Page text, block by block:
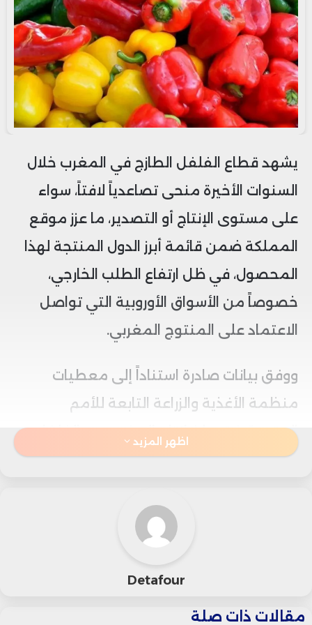
يشهد قطاع الفلفل الطازج في المغرب خلال
السنوات الأخيرة منحى تصاعدياً لافتاً، سواء
على مستوى الإنتاج أو التصدير، ما عزز موقع
المملكة ضمن قائمة أبرز الدول المنتجة لهذا
المحصول، في ظل ارتفاع الطلب الخارجي،
خصوصاً من الأسواق الأوروبية التي تواصل
الاعتماد على المنتوج المغربي.
ووفق بيانات صادرة استناداً إلى معطيات
منظمة الأغذية والزراعة التابعة للأمم
المتحدة، فقد بلغ إنتاج المغرب من الفلفل
الأخضر نحو 260 ألف طن خلال سنة 2024،
السابقة، وهو ما يعكس دينامية متنامية
يعرفها هذا القطاع داخل المنظومة الفلاحية
ويعتمد الفلاحون والمنتجون بشكل متزايد
اظهر المزيد
Detafour
مقالات ذات صلة